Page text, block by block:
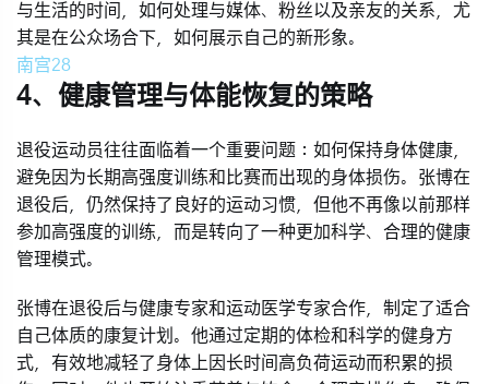
与生活的时间，如何处理与媒体、粉丝以及亲友的关系，尤
其是在公众场合下，如何展示自己的新形象。
南宫28
4、健康管理与体能恢复的策略
退役运动员往往面临着一个重要问题：如何保持身体健康，
避免因为长期高强度训练和比赛而出现的身体损伤。张博在
退役后，仍然保持了良好的运动习惯，但他不再像以前那样
参加高强度的训练，而是转向了一种更加科学、合理的健康
管理模式。
张博在退役后与健康专家和运动医学专家合作，制定了适合
自己体质的康复计划。他通过定期的体检和科学的健身方
式，有效地减轻了身体上因长时间高负荷运动而积累的损